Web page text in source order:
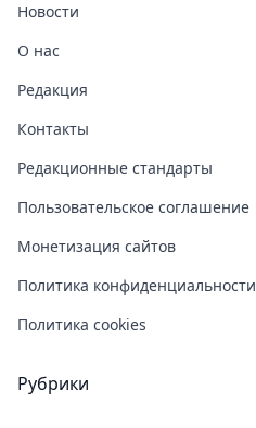
Новости
О нас
Редакция
Контакты
Редакционные стандарты
Пользовательское соглашение
Монетизация сайтов
Политика конфиденциальности
Политика cookies
Рубрики